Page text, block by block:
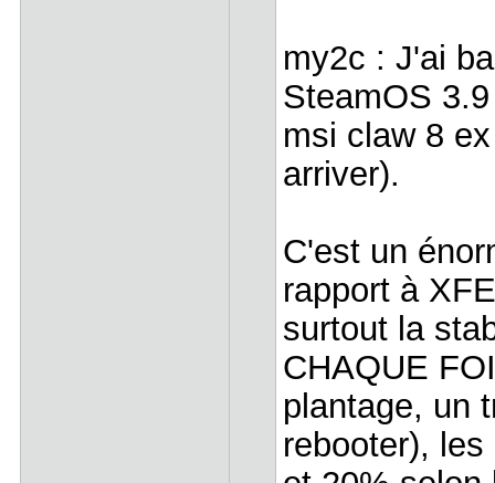
my2c : J'ai
SteamOS
msi claw 8
arriver).
C'est un
rapport à
surtout la
CHAQUE
plantage, un
rebooter),